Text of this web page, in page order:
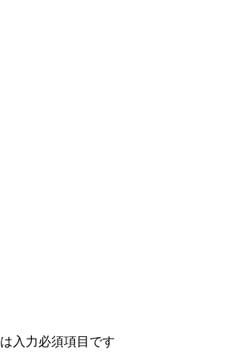
は入力必須項目です